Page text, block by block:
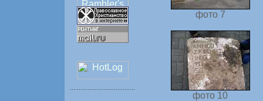
фото 7
фото 10